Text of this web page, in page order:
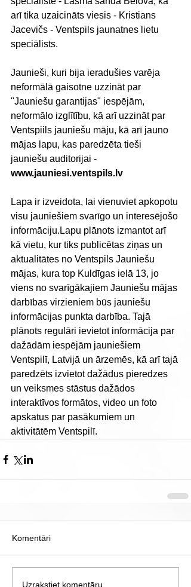
arī tika uzaicināts viesis - Kristians
Jacevičs - Ventspils jaunatnes lietu
speciālists.
Jaunieši, kuri bija ieradušies varēja
neformālā gaisotne uzzināt par
"Jauniešu garantijas" iespējām,
neformālo izglītību, kā arī uzzināt par
Ventspiils jauniešu māju, kā arī jauno
mājas lapu, kas paredzēta tieši
jauniešu auditorijai -
www.jauniesi.ventspils.lv
Lapa ir izveidota, lai vienuviet apkopotu
visu jauniešiem svarīgo un interesējošo
informāciju.Lapu plānots izmantot arī
kā vietu, kur tiks publicētas ziņas un
aktualitātes no Ventspils Jauniešu
mājas, kura top Kuldīgas ielā 13, jo
viens no svarīgākajiem Jauniešu mājas
darbības virzieniem būs jauniešu
informācijas punkta darbība. Tajā
plānots regulāri ievietot informācija par
dažādām iespējām jauniešiem
Ventspilī, Latvijā un ārzemēs, kā arī tajā
paredzēts izvietot dažādus pieredzes
un veiksmes stāstus dažādos
interaktīvos formātos, video un foto
apskatus par pasākumiem un
aktivitātēm Ventspilī.
Komentāri
Uzrakstiet komentāru...